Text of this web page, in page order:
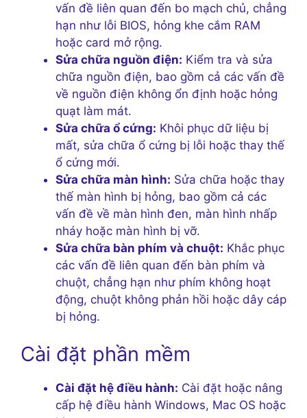
vấn đề liên quan đến bo mạch chủ, chẳng
hạn như lỗi BIOS, hỏng khe cắm RAM
hoặc card mở rộng.
Sửa chữa nguồn điện: Kiểm tra và sửa
chữa nguồn điện, bao gồm cả các vấn đề
về nguồn điện không ổn định hoặc hỏng
quạt làm mát.
Sửa chữa ổ cứng: Khôi phục dữ liệu bị
mất, sửa chữa ổ cứng bị lỗi hoặc thay thế
ổ cứng mới.
Sửa chữa màn hình: Sửa chữa hoặc thay
thế màn hình bị hỏng, bao gồm cả các
vấn đề về màn hình đen, màn hình nhấp
nháy hoặc màn hình bị vỡ.
Sửa chữa bàn phím và chuột: Khắc phục
các vấn đề liên quan đến bàn phím và
chuột, chẳng hạn như phím không hoạt
động, chuột không phản hồi hoặc dây cáp
bị hỏng.
Cài đặt phần mềm
Cài đặt hệ điều hành: Cài đặt hoặc nâng
cấp hệ điều hành Windows, Mac OS hoặc